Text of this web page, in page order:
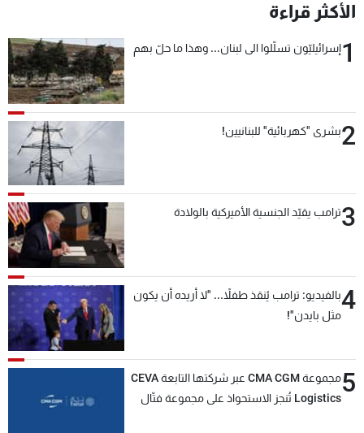
الأكثر قراءة
1إسرائيليّون تسلّلوا الى لبنان... وهذا ما حلّ بهم
2بشرى "كهربائية" للبنانيين!
3ترامب يقيّد الجنسية الأميركية بالولادة
4بالفيديو: ترامب يُنقذ طفلاً... "لا أريده أن يكون
مثل بايدن"!
5
مجموعة CMA CGM عبر شركتها التابعة CEVA
Logistics تُنجز الاستحواذ على مجموعة فتّال